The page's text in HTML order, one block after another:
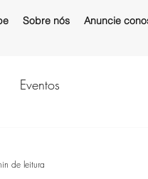
Sobre nós Anuncie
Eventos
de leitura